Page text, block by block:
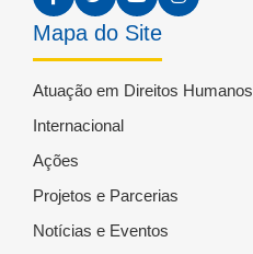
Mapa do Site
Atuação em Direitos Humanos
Internacional
Ações
Projetos e Parcerias
Notícias e Eventos